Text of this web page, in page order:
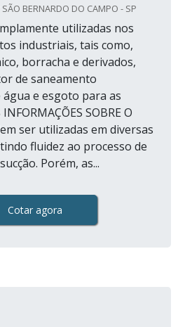
BERNARDO DO CAMPO - SP
utilizadas nos
industriais, tais como,
borracha e derivados,
de saneamento
e esgoto para as
SOBRE O
ser utilizadas em diversas
fluidez ao processo de
Porém, as...
Cotar agora